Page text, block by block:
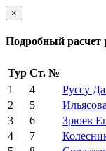
×
Подробный расчет
Тур Ст. №
1
4 Руссу
2
5
3
6 Зрюев
4
7